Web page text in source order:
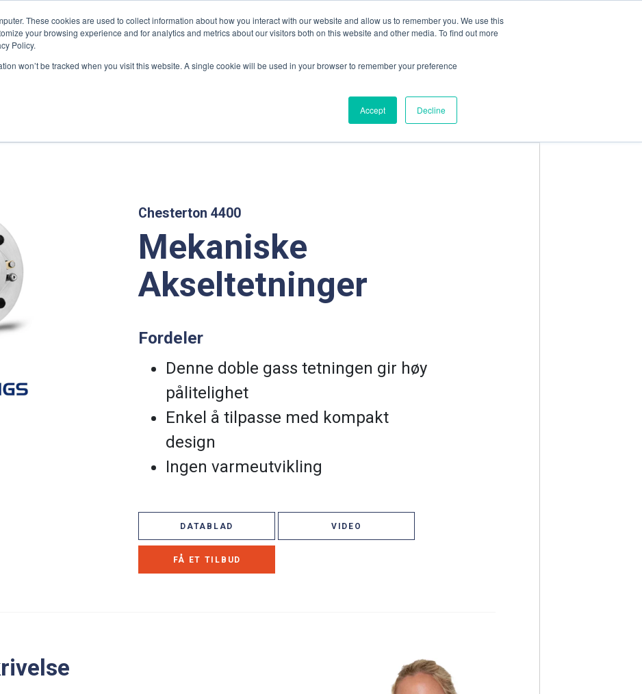
These cookies are used to collect information about how you interact with our website and allow us to remember you. We use this
your browsing experience and for analytics and metrics about our visitors both on this website and other media. To find out more
Policy.
won’t be tracked when you visit this website. A single cookie will be used in your browser to remember your preference
Accept Decline
MARKEDER TJENESTER AVD. SKIEN NEDLASTNINGER FUGLESANGS TECH AS
Chesterton 4400
Mekaniske
Akseltetninger
Fordeler
Denne doble gass tetningen gir høy
pålitelighet
Enkel å tilpasse med kompakt
design
Ingen varmeutvikling
DATABLAD VIDEO
FÅ ET TILBUD